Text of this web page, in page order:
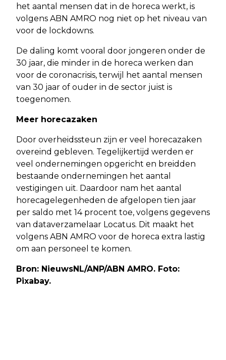
het aantal mensen dat in de horeca werkt, is
volgens ABN AMRO nog niet op het niveau van
voor de lockdowns.
De daling komt vooral door jongeren onder de
30 jaar, die minder in de horeca werken dan
voor de coronacrisis, terwijl het aantal mensen
van 30 jaar of ouder in de sector juist is
toegenomen.
Meer horecazaken
Door overheidssteun zijn er veel horecazaken
overeind gebleven. Tegelijkertijd werden er
veel ondernemingen opgericht en breidden
bestaande ondernemingen het aantal
vestigingen uit. Daardoor nam het aantal
horecagelegenheden de afgelopen tien jaar
per saldo met 14 procent toe, volgens gegevens
van dataverzamelaar Locatus. Dit maakt het
volgens ABN AMRO voor de horeca extra lastig
om aan personeel te komen.
Bron: NieuwsNL/ANP/ABN AMRO. Foto:
Pixabay.